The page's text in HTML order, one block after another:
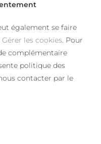
également se faire
Gérer les cookies. Pour
complémentaire
politique des
contacter par le